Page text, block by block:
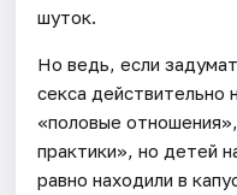
шуток.
Но ведь, если
секса действительно
«половые
практики», но детей
равно находили в